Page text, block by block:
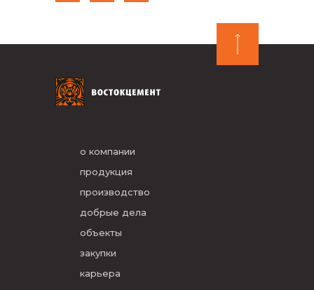
о компании
продукция
производство
добрые дела
объекты
закупки
карьера